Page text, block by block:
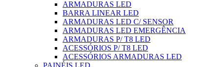
ARMADURAS LED
BARRA LINEAR LED
ARMADURAS LED C/ SENSOR
ARMADURAS LED EMERGÊNCIA
ARMADURAS P/ T8 LED
ACESSÓRIOS P/ T8 LED
ACESSÓRIOS ARMADURAS LED
PAINÉIS LED